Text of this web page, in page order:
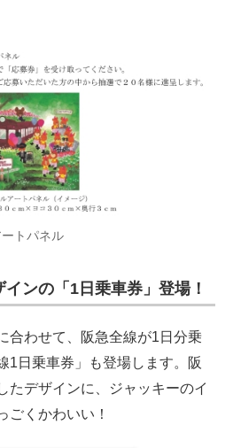
トパネル
インの「1日乗車券」登場！
合わせて、阪急全線が1日分乗
1日乗車券」も登場します。阪
たデザインに、ジャッキーのイ
ごくかわいい！